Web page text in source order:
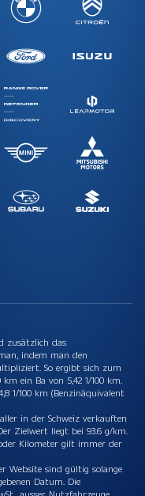
zusätzlich das
indem man den
So ergibt sich zum
ein Ba von 5,42 1/100 km.
1/100 km (Benzinäquivalent
aller in der Schweiz verkauften
Zielwert liegt bei 93.6 g/km.
Kilometer gilt immer der
Website sind gültig solange
Datum. Die
ausser Nutzfahrzeuge.